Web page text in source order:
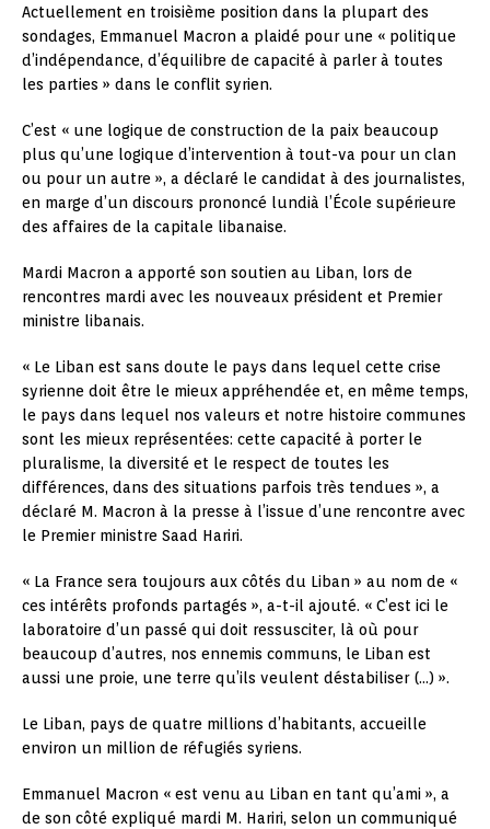
Actuellement en troisième position dans la plupart des
sondages, Emmanuel Macron a plaidé pour une « politique
d’indépendance, d’équilibre de capacité à parler à toutes
les parties » dans le conflit syrien.
C’est « une logique de construction de la paix beaucoup
plus qu’une logique d’intervention à tout-va pour un clan
ou pour un autre », a déclaré le candidat à des journalistes,
en marge d’un discours prononcé lundià l’École supérieure
des affaires de la capitale libanaise.
Mardi Macron a apporté son soutien au Liban, lors de
rencontres mardi avec les nouveaux président et Premier
ministre libanais.
« Le Liban est sans doute le pays dans lequel cette crise
syrienne doit être le mieux appréhendée et, en même temps,
le pays dans lequel nos valeurs et notre histoire communes
sont les mieux représentées: cette capacité à porter le
pluralisme, la diversité et le respect de toutes les
différences, dans des situations parfois très tendues », a
déclaré M. Macron à la presse à l’issue d’une rencontre avec
le Premier ministre Saad Hariri.
« La France sera toujours aux côtés du Liban » au nom de «
ces intérêts profonds partagés », a-t-il ajouté. « C’est ici le
laboratoire d’un passé qui doit ressusciter, là où pour
beaucoup d’autres, nos ennemis communs, le Liban est
aussi une proie, une terre qu’ils veulent déstabiliser (…) ».
Le Liban, pays de quatre millions d’habitants, accueille
environ un million de réfugiés syriens.
Emmanuel Macron « est venu au Liban en tant qu’ami », a
de son côté expliqué mardi M. Hariri, selon un communiqué